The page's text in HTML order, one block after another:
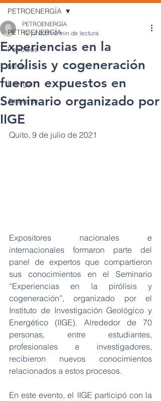
PETROENERGÍA
Petróleos
Minas
Energía
Ambiente
PETROENERGÍA
Experiencias en la
pirólisis y cogeneración
fueron expuestos en
Seminario organizado por
IIGE
PETROENERGÍA
12 jul 2021 2 min de lectura
Quito, 9 de julio de 2021
Expositores nacionales e
internacionales formaron parte del
panel de expertos que compartieron
sus conocimientos en el Seminario
“Experiencias en la pirólisis y
cogeneración”, organizado por el
Instituto de Investigación Geológico y
Energético (IIGE). Alrededor de 70
personas, entre estudiantes,
profesionales e investigadores,
recibieron nuevos conocimientos
relacionados a estos procesos.
En este evento, el IIGE participó con la